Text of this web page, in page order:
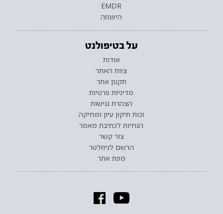
EMDR
היפנוזה
על בטיפולנט
אודות
צוות האתר
תקנון אתר
מדיניות פרטיות
הצהרת נגישות
זכות תיקון עיון ומחיקה
הנחיות לכתיבת מאמר
צור קשר
הרשם לניוזלטר
מפת אתר